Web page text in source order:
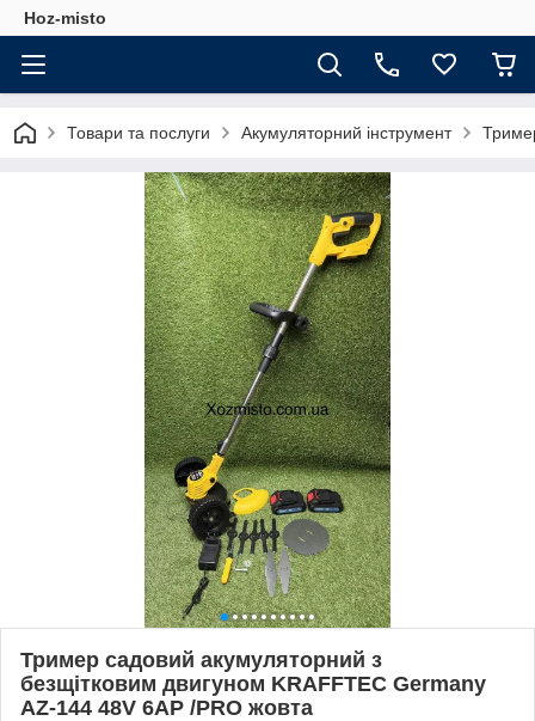
Hoz-misto
Товари та послуги Акумуляторний інструмент
Тример садовий акумуляторний з
безщітковим двигуном KRAFFTEC Germany
AZ-144 48V 6AP /PRO жовта